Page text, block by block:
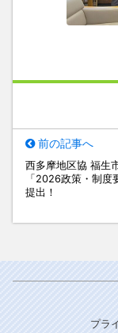
前の記事へ
西多摩地区協 福生
「2026政策・制度
提出！
プラ